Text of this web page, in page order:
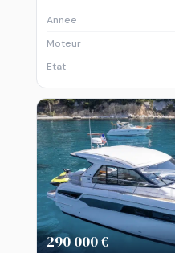
Annee
Moteur
Etat
290 000 €